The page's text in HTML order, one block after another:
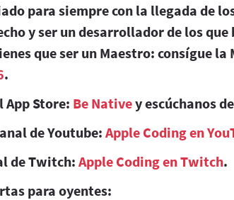
para siempre con la llegada de
y ser un desarrollador de los que
que ser un Maestro: consígue la
.
App Store: Be Nativey escúchanos
de Youtube:Apple Coding en
de Twitch: Apple Coding en Twitch.
para oyentes: